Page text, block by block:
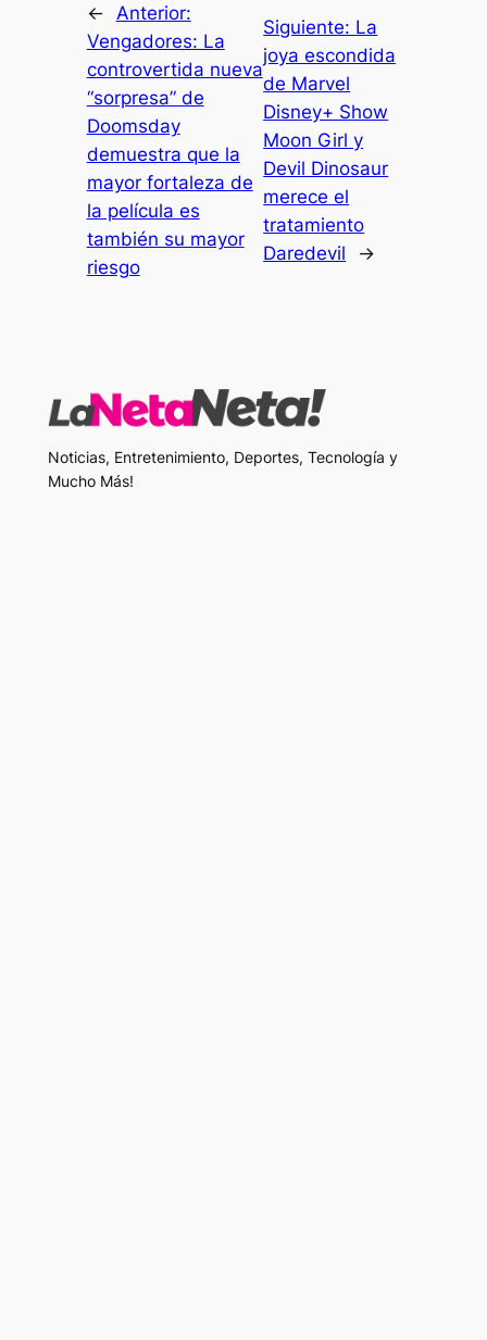
←
Anterior:
Vengadores: La
controvertida nueva
“sorpresa” de
Doomsday
demuestra que la
mayor fortaleza de
la película es
también su mayor
riesgo
Siguiente: La
joya escondida
de Marvel
Disney+ Show
Moon Girl y
Devil Dinosaur
merece el
tratamiento
Daredevil
→
Noticias, Entretenimiento, Deportes, Tecnología y
Mucho Más!